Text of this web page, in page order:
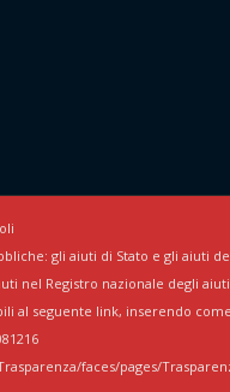
gli aiuti di Stato e gli aiuti
nel Registro nazionale degli
al seguente link, inserendo
faces/pages/